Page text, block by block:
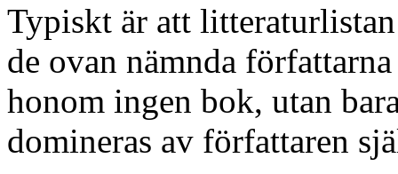
Typiskt är att
de ovan nämnda
honom ingen bok, utan
domineras av författaren